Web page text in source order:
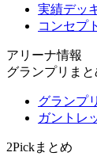
実績デッ
コンセプ
アリーナ情報
グランプリまと
グランプ
ガントレ
2Pickまとめ